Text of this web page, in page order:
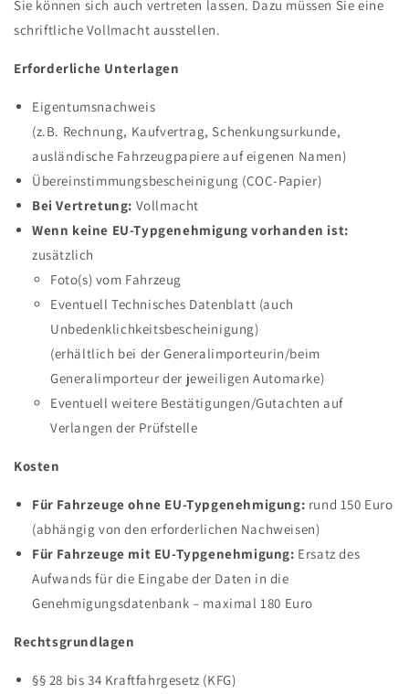
Sie können sich auch vertreten lassen. Dazu müssen Sie eine
schriftliche Vollmacht ausstellen.
Erforderliche Unterlagen
Eigentumsnachweis
(z.B. Rechnung, Kaufvertrag, Schenkungsurkunde,
ausländische Fahrzeugpapiere auf eigenen Namen)
Übereinstimmungsbescheinigung (COC-Papier)
Bei Vertretung: Vollmacht
Wenn keine EU-Typgenehmigung vorhanden ist:
zusätzlich
Foto(s) vom Fahrzeug
Eventuell Technisches Datenblatt (auch
Unbedenklichkeitsbescheinigung)
(erhältlich bei der Generalimporteurin/beim
Generalimporteur der jeweiligen Automarke)
Eventuell weitere Bestätigungen/Gutachten auf
Verlangen der Prüfstelle
Kosten
Für Fahrzeuge ohne EU-Typgenehmigung: rund 150 Euro
(abhängig von den erforderlichen Nachweisen)
Für Fahrzeuge mit EU-Typgenehmigung: Ersatz des
Aufwands für die Eingabe der Daten in die
Genehmigungsdatenbank – maximal 180 Euro
Rechtsgrundlagen
§§ 28 bis 34 Kraftfahrgesetz (KFG)